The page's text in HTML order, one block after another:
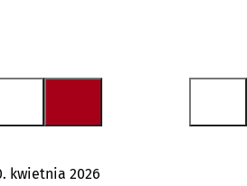
kwietnia 2026